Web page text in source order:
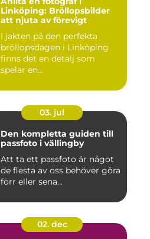
Linköping: Bröllopsbilder
att njuta av förevigt
I jakten på den perfekta
bröllopsdagen i Linköping
finns det en detalj som
spelar en...
03. jul
Den kompletta guiden till
passfoto i vällingby
Att ta ett passfoto är något
de flesta av oss behöver göra
förr eller sena...
02. dec